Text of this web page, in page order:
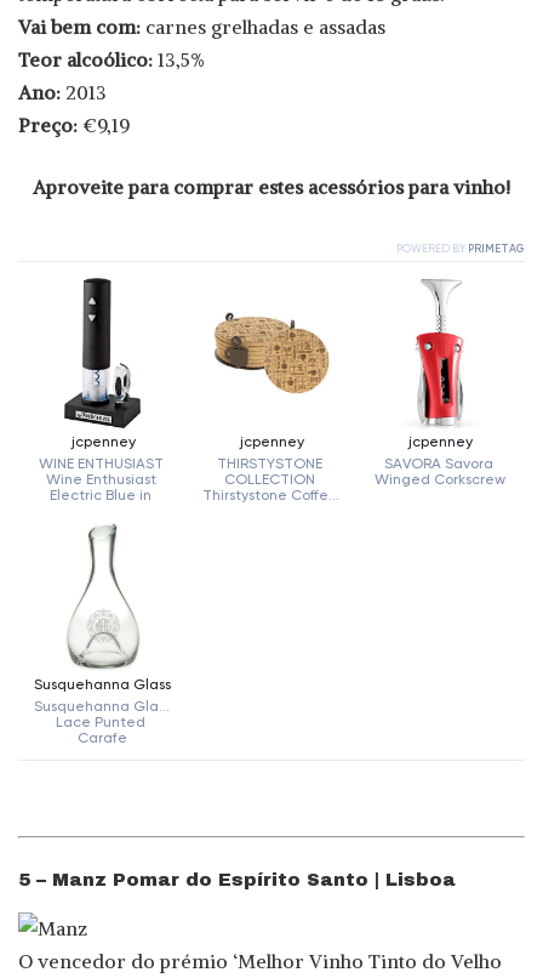
Vai bem com: carnes grelhadas e assadas
Teor alcoólico: 13,5%
Ano: 2013
Preço: €9,19
Aproveite para comprar estes acessórios para vinho!
5 – Manz Pomar do Espírito Santo | Lisboa
O vencedor do prémio ‘Melhor Vinho Tinto do Velho